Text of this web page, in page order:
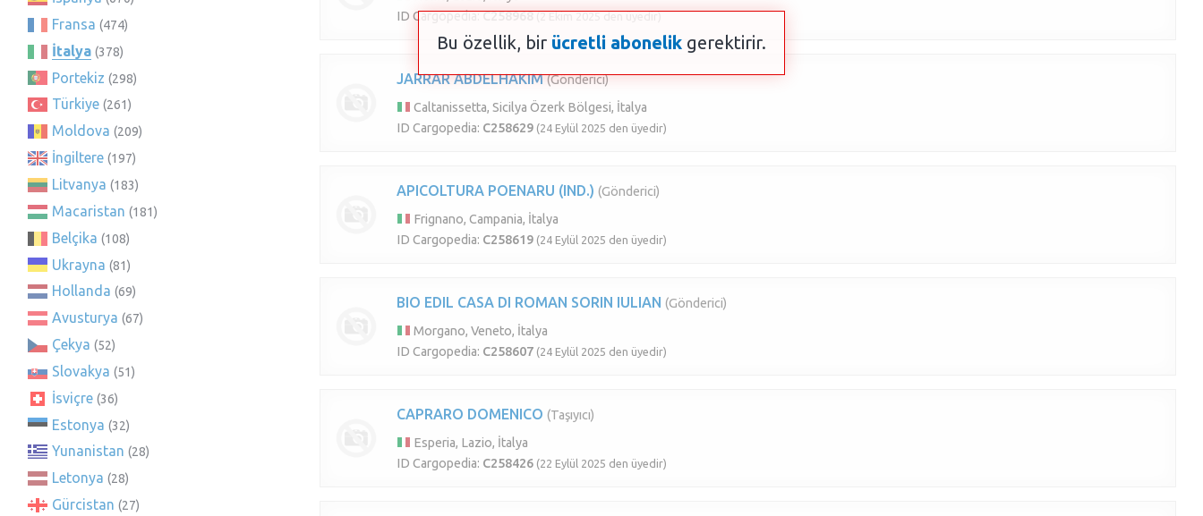
Fransa (474)
İtalya (378)
Portekiz (298)
Türkiye (261)
Moldova (209)
İngiltere (197)
Litvanya (183)
Macaristan (181)
Belçika (108)
Ukrayna (81)
Hollanda (69)
Avusturya (67)
Çekya (52)
Slovakya (51)
İsviçre (36)
Estonya (32)
Yunanistan (28)
Letonya (28)
Gürcistan (27)
ID Cargopedia:C258968 (2 Ekim 2025 den üyedir)
JARRAR ABDELHAKIM (Gönderici)
Caltanissetta, Sicilya Özerk Bölgesi, İtalya
ID Cargopedia: C258629 (24 Eylül 2025 den üyedir)
APICOLTURA POENARU (IND.) (Gönderici)
Frignano, Campania, İtalya
ID Cargopedia: C258619 (24 Eylül 2025 den üyedir)
BIO EDIL CASA DI ROMAN SORIN IULIAN (Gönderici)
Morgano, Veneto, İtalya
ID Cargopedia: C258607 (24 Eylül 2025 den üyedir)
CAPRARO DOMENICO (Taşıyıcı)
Esperia, Lazio, İtalya
ID Cargopedia: C258426 (22 Eylül 2025 den üyedir)
Bu özellik, bir ücretli abonelik gerektirir.